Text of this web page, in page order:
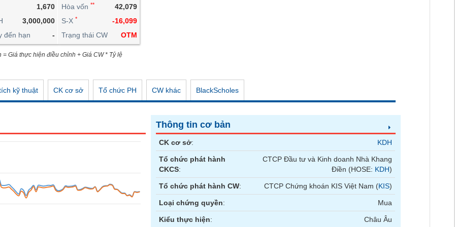
1,670
3,000,000
đến hạn
-
Hòa vốn **
42,079
S-X *
-16,099
Trạng thái CW
OTM
Giá thực hiện điều chỉnh + Giá CW * Tỷ lệ
kỹ thuật CK cơ sở Tổ chức PH CW khác BlackScholes
Thông tin cơ bản
CK cơ sở: KDH
Tổ chức phát hành
CKCS:
CTCP Đầu tư và Kinh doanh Nhà Khang
Điền (HOSE: KDH)
Tổ chức phát hành CW: CTCP Chứng khoán KIS Việt Nam (KIS)
Loại chứng quyền: Mua
Kiểu thực hiện: Châu Âu
CÔNG CỤ ĐẦU TƯ
XUẤT DỮ LIỆU
TIN MỚI